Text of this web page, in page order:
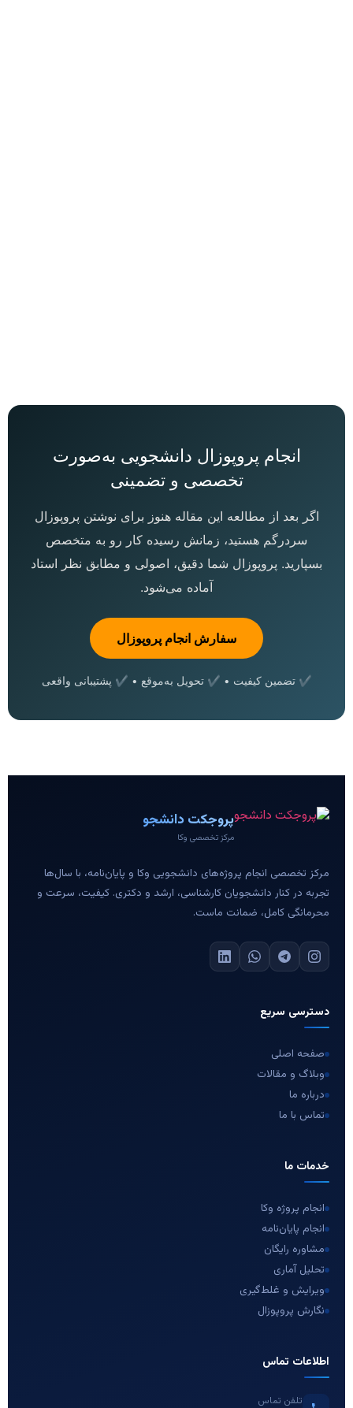
انجام پروپوزال دانشجویی به‌صورت
تخصصی و تضمینی
اگر بعد از مطالعه این مقاله هنوز برای نوشتن پروپوزال
سردرگم هستید، زمانش رسیده کار رو به متخصص
بسپارید. پروپوزال شما دقیق، اصولی و مطابق نظر استاد
آماده می‌شود.
سفارش انجام پروپوزال
✔ تضمین کیفیت • ✔ تحویل به‌موقع • ✔ پشتیبانی واقعی
پروجکت دانشجو
مرکز تخصصی وکا
مرکز تخصصی انجام پروژه‌های دانشجویی وکا و پایان‌نامه، با سال‌ها
تجربه در کنار دانشجویان کارشناسی، ارشد و دکتری. کیفیت، سرعت و
محرمانگی کامل، ضمانت ماست.
دسترسی سریع
صفحه اصلی
وبلاگ و مقالات
درباره ما
تماس با ما
خدمات ما
انجام پروژه وکا
انجام پایان‌نامه
مشاوره رایگان
تحلیل آماری
ویرایش و غلط‌گیری
نگارش پروپوزال
اطلاعات تماس
تلفن تماس